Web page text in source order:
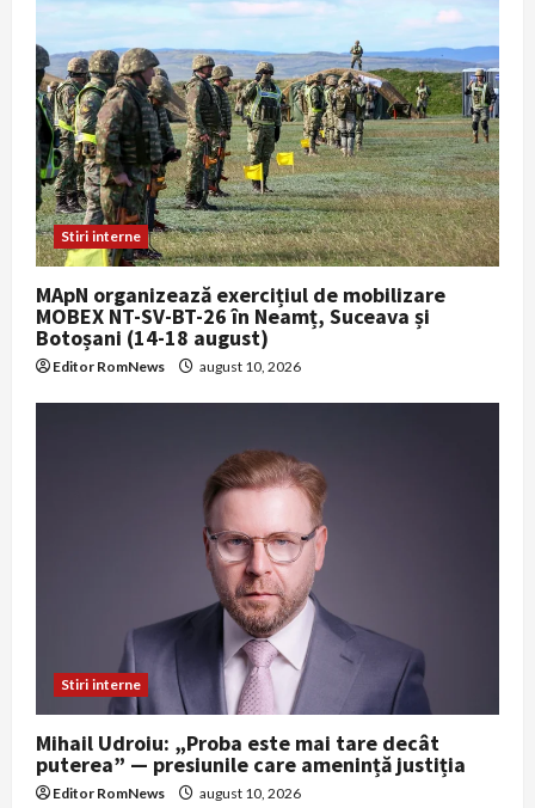
Stiri interne
MApN organizează exercițiul de mobilizare
MOBEX NT-SV-BT-26 în Neamț, Suceava și
Botoșani (14-18 august)
Editor RomNews august 10, 2026
Stiri interne
Mihail Udroiu: „Proba este mai tare decât
puterea” — presiunile care amenință justiția
Editor RomNews august 10, 2026